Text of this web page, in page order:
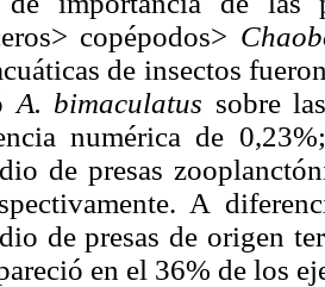
copépodos>
de insectos
A. bimaculatus sobre
numérica de
de presas
A
de presas de origen
en el 36% de los